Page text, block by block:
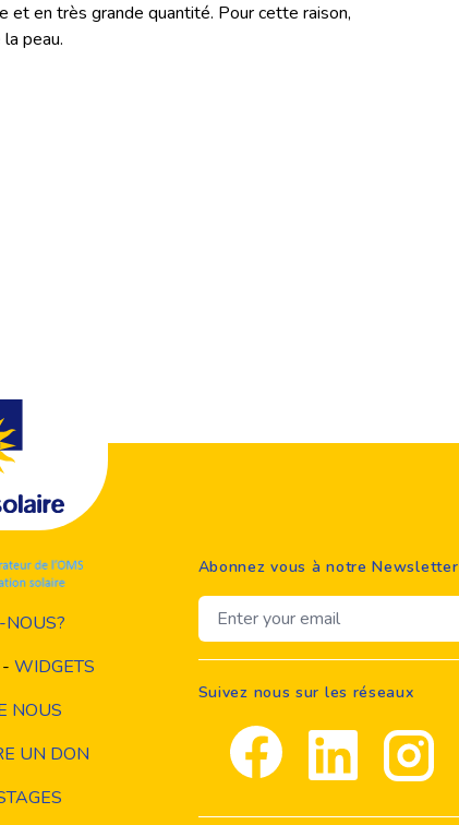
et en très grande quantité. Pour cette raison,
peau.
NOUS?
- WIDGETS
NOUS
UN DON
Abonnez vous à notre Newsletter
Email address
Suivez nous sur les réseaux
Facebook Linkedin Instagram